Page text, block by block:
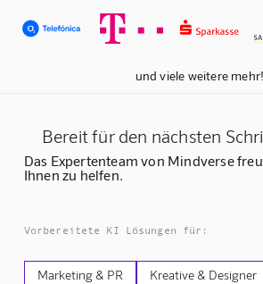
und viele weitere mehr!
Bereit für den nächsten
Das Expertenteam von Mindverse
Ihnen zu helfen.
Vorbereitete KI Lösungen für:
Marketing & PR Kreative & Designer